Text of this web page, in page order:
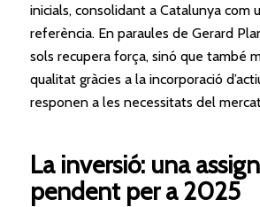
inicials, consolidant a Catalunya com
referència. En paraules de Gerard
sols recupera força, sinó que també
qualitat gràcies a la incorporació
responen a les necessitats del
La inversió: una
pendent per a 2025